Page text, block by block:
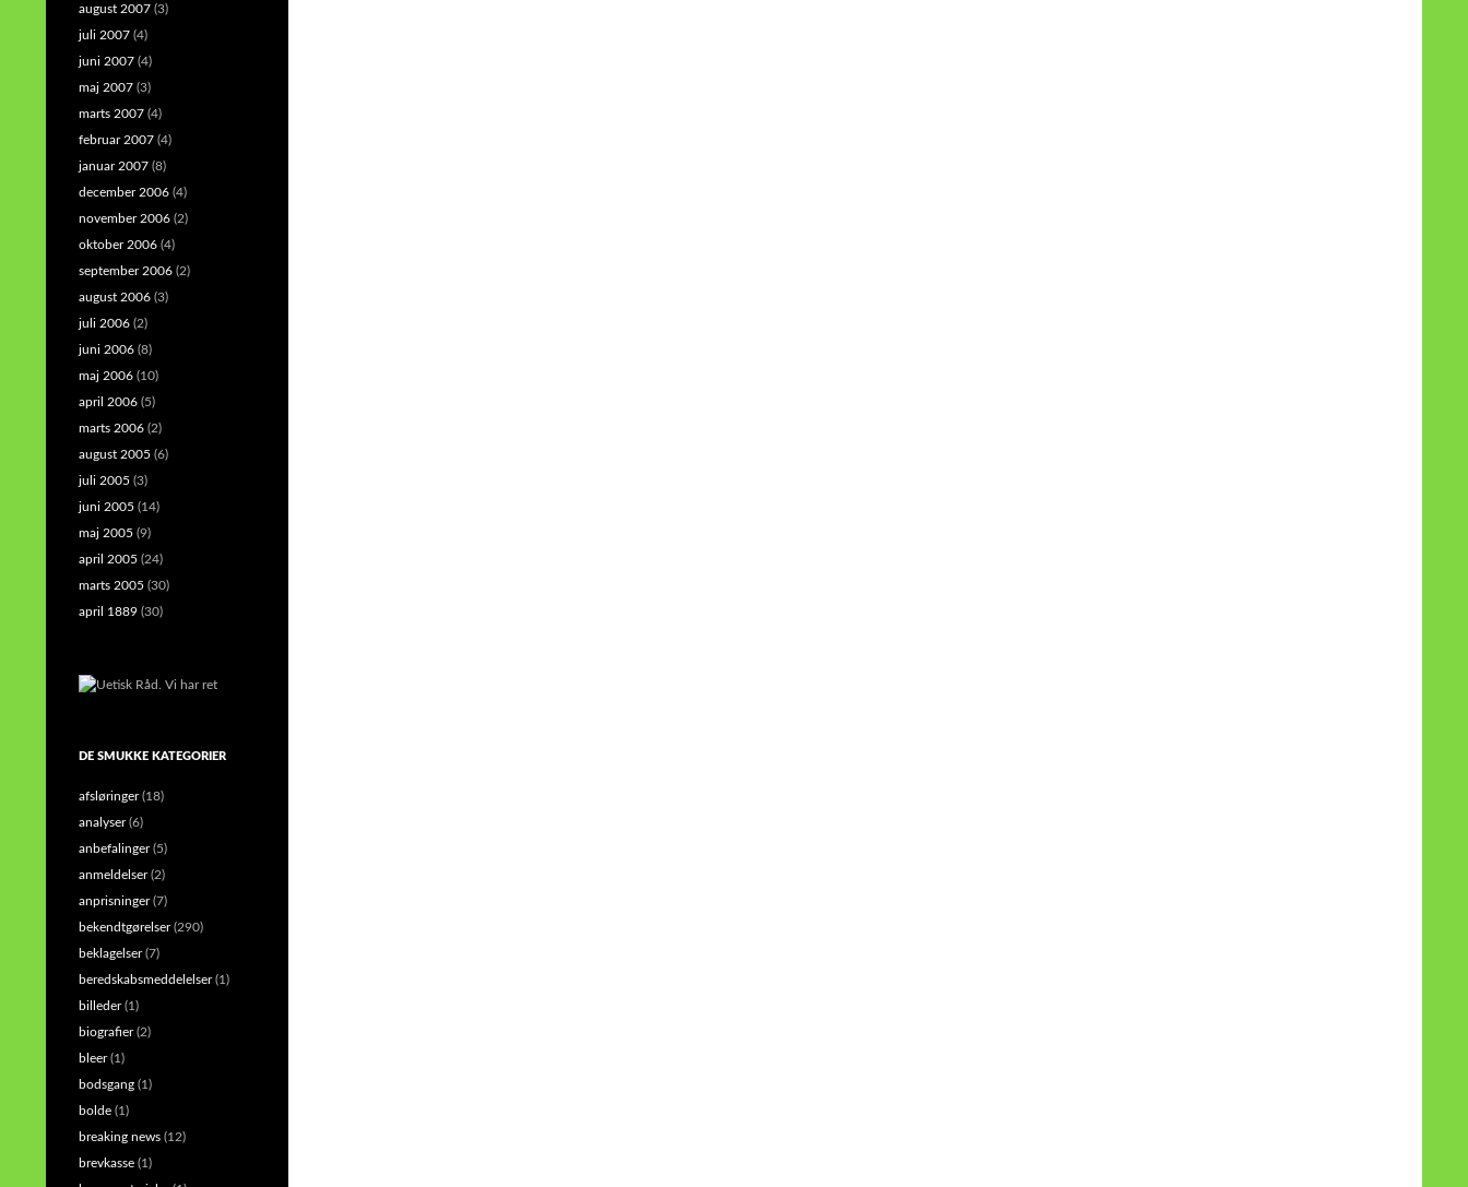
august 2007 (3)
juli 2007 (4)
juni 2007 (4)
maj 2007 (3)
marts 2007 (4)
februar 2007 (4)
januar 2007 (8)
december 2006 (4)
november 2006 (2)
oktober 2006 (4)
september 2006 (2)
august 2006 (3)
juli 2006 (2)
juni 2006 (8)
maj 2006 (10)
april 2006 (5)
marts 2006 (2)
august 2005 (6)
juli 2005 (3)
juni 2005 (14)
maj 2005 (9)
april 2005 (24)
marts 2005 (30)
april 1889 (30)
DE SMUKKE KATEGORIER
afsløringer(18)
analyser(6)
anbefalinger(5)
anmeldelser(2)
anprisninger(7)
bekendtgørelser(290)
beklagelser(7)
beredskabsmeddelelser(1)
billeder(1)
biografier(2)
bleer(1)
bodsgang (1)
bolde (1)
breaking news (12)
brevkasse (1)